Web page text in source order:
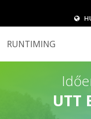
RUNTIMING
UTT